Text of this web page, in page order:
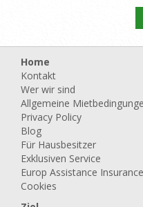
Home
Kontakt
Wer wir sind
Allgemeine
Privacy Policy
Blog
Für Hausbesitzer
Exklusiven Service
Europ Assistance Insurance
Cookies